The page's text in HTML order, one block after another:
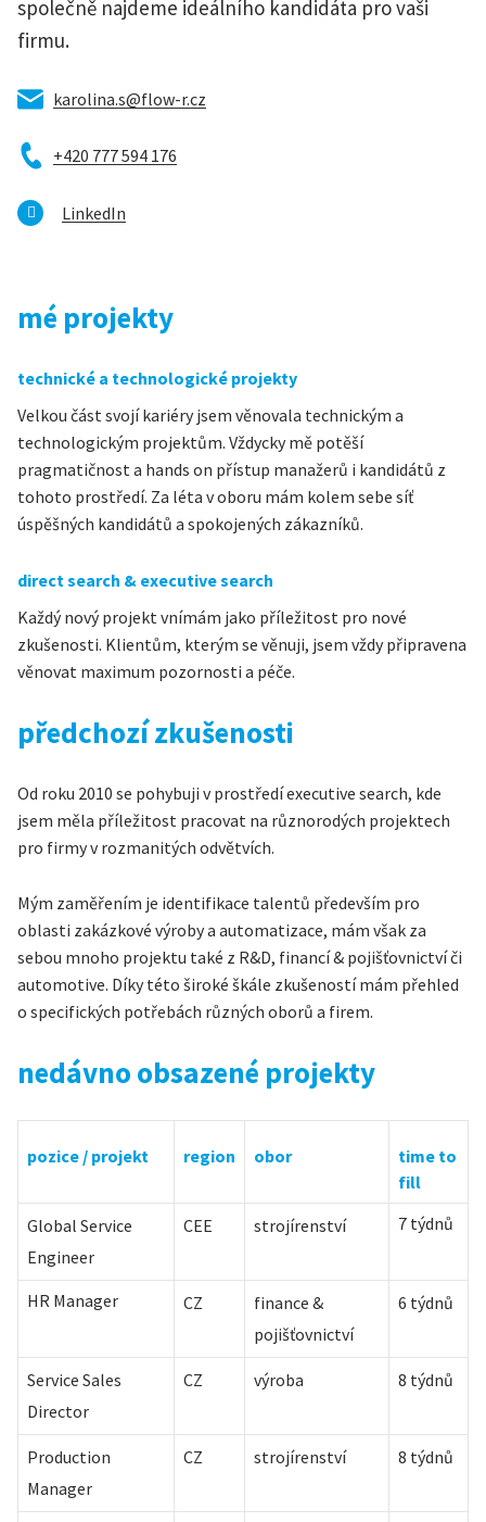
společně najdeme ideálního kandidáta pro vaši
firmu.
karolina.s@flow-r.cz
+420 777 594 176
LinkedIn
mé projekty
technické a technologické projekty
Velkou část svojí kariéry jsem věnovala technickým a
technologickým projektům. Vždycky mě potěší
pragmatičnost a hands on přístup manažerů i kandidátů z
tohoto prostředí. Za léta v oboru mám kolem sebe síť
úspěšných kandidátů a spokojených zákazníků.
direct search & executive search
Každý nový projekt vnímám jako příležitost pro nové
zkušenosti. Klientům, kterým se věnuji, jsem vždy připravena
věnovat maximum pozornosti a péče.
předchozízkušenosti
Od roku 2010 se pohybuji v prostředí executive search, kde
jsem měla příležitost pracovat na různorodých projektech
pro firmy v rozmanitých odvětvích.
Mým zaměřením je identifikace talentů především pro
oblasti zakázkové výroby a automatizace, mám však za
sebou mnoho projektu také z R&D, financí & pojišťovnictví či
automotive. Díky této široké škále zkušeností mám přehled
o specifických potřebách různých oborů a firem.
nedávno obsazené projekty
pozice / projekt region obor
time to
fill
Global Service
Engineer
CEE strojírenství 7 týdnů
HR Manager CZ
finance &
pojišťovnictví
6 týdnů
Service Sales
Director
CZ výroba 8 týdnů
Production
Manager
CZ strojírenství 8 týdnů